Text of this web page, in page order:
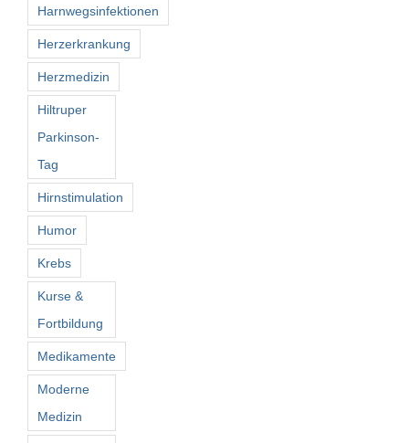
Harnwegsinfektionen
Herzerkrankung
Herzmedizin
Hiltruper
Parkinson-
Tag
Hirnstimulation
Humor
Krebs
Kurse &
Fortbildung
Medikamente
Moderne
Medizin